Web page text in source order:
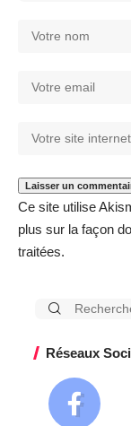
Ce site utilise
plus sur la façon
traitées.
Réseaux